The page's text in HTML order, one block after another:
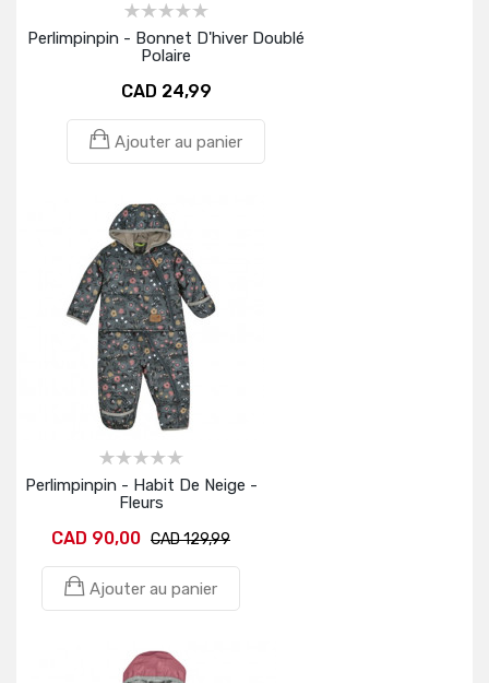
Perlimpinpin - Bonnet D'hiver Doublé
Polaire
CAD 24,99
Ajouter au panier
Perlimpinpin - Habit De Neige -
Fleurs
CAD 90,00 CAD 129,99
Ajouter au panier